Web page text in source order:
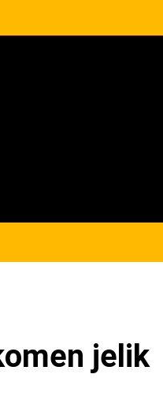
jelik